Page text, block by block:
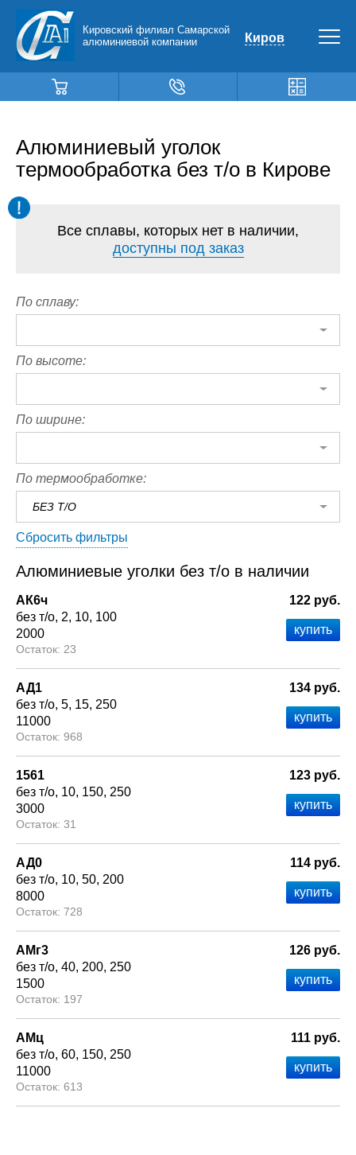
Кировский филиал Самарской
алюминиевой компании
Киров
Алюминиевый уголок
термообработка без т/о в Кирове
Все сплавы, которых нет в наличии,
доступны под заказ
По сплаву:
По высоте:
По ширине:
По термообработке:
БЕЗ Т/О
Сбросить фильтры
Алюминиевые уголки без т/о в наличии
АК6ч
без т/о 2 10 100
2000
23
122 руб.
АД1
без т/о 5 15 250
11000
968
134 руб.
1561
без т/о 10 150 250
3000
31
123 руб.
АД0
без т/о 10 50 200
8000
728
114 руб.
АМг3
без т/о 40 200 250
1500
197
126 руб.
АМц
без т/о 60 150 250
11000
613
111 руб.